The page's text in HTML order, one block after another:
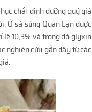
chất dinh dưỡng quý giá
sá sùng Quan Lạn được
10,3% và trong đó glyxin
nghiên cứu gần đây từ các